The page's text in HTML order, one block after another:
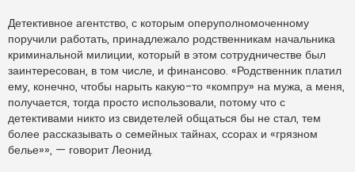
Детективное агентство, с которым оперуполномоченному
поручили работать, принадлежало родственникам начальника
криминальной милиции, который в этом сотрудничестве был
заинтересован, в том числе, и финансово. «Родственник платил
ему, конечно, чтобы нарыть какую-то «компру» на мужа, а меня,
получается, тогда просто использовали, потому что с
детективами никто из свидетелей общаться бы не стал, тем
более рассказывать о семейных тайнах, ссорах и «грязном
белье»», — говорит Леонид.